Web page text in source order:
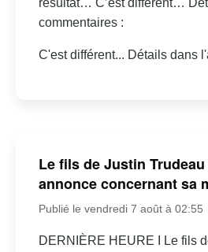
résultat… C’est différent…
commentaires :
C'est différent... Détails dans
Le fils de Justin
annonce concernant sa
Publié le vendredi 7 août à 02:55
DERNIÈRE HEURE I Le fils